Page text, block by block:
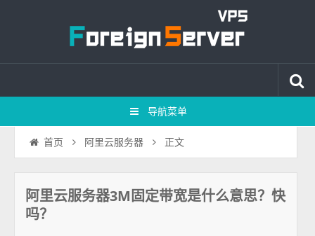
导航菜单
首页 阿里云服务器 正文
阿里云服务器3M固定带宽是什么意思？快
吗？